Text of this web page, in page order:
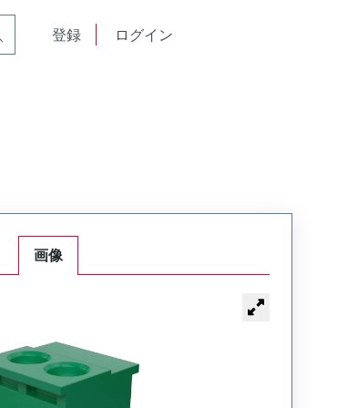
登録 ログイン
画像